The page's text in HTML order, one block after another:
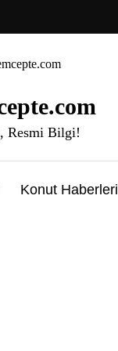
Resmi Bilgi!
Konut Haberleri